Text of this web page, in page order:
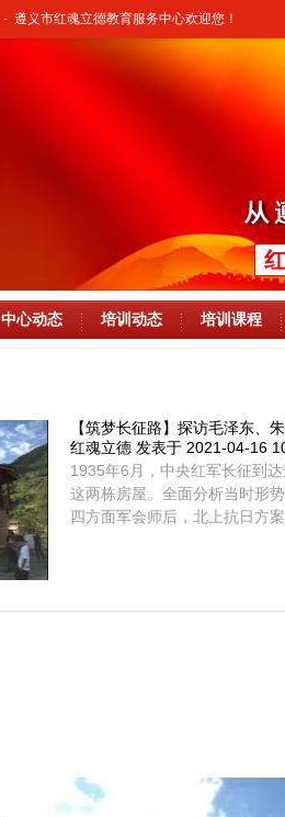
· 遵义市红魂立德教育服务中心欢迎您！
中心动态 培训动态 培训课程
【筑梦长征路】探访毛泽东、
红魂立德 发表于 2021-04-16
1935年6月，中央红军长征到
这两栋房屋。全面分析当时形
四方面军会师后，北上抗日方